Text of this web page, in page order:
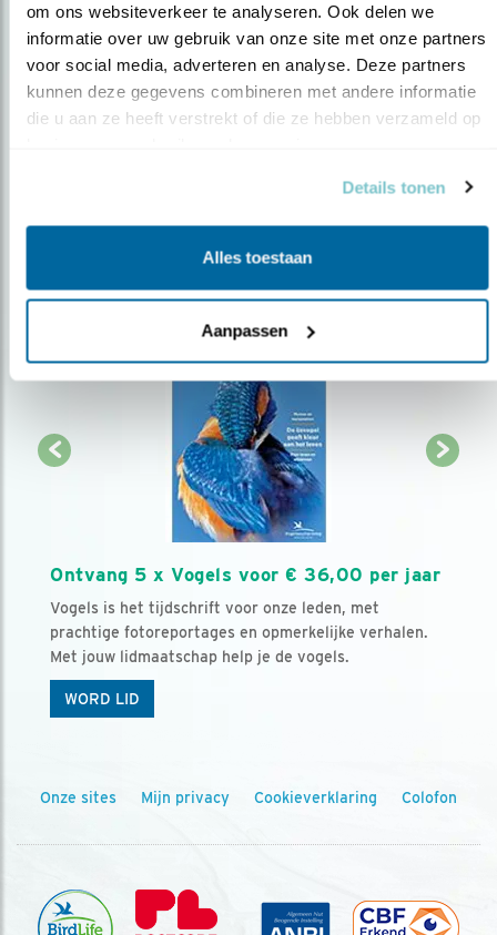
om ons websiteverkeer te analyseren. Ook delen we
informatie over uw gebruik van onze site met onze partners
voor social media, adverteren en analyse. Deze partners
kunnen deze gegevens combineren met andere informatie
die u aan ze heeft verstrekt of die ze hebben verzameld op
Details tonen
Alles toestaan
Aanpassen
Op de hoogte blijven?
over vogels en activiteiten van Vogelbescherming.
AANMELDEN VOGELNIEUWS
Ontvang 5 x Vogels voor € 36,00 per jaar
Vogels is het tijdschrift voor onze leden, met
prachtige fotoreportages en opmerkelijke verhalen.
Met jouw lidmaatschap help je de vogels.
WORD LID
Onze sites Mijn privacy Cookieverklaring Colofon